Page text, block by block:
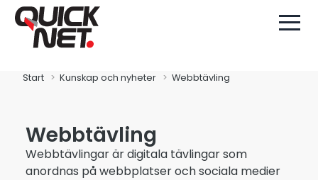
Start Kunskap och nyheter Webbtävling
Webbtävling
Webbtävlingar är digitala tävlingar som
anordnas på webbplatser och sociala medier